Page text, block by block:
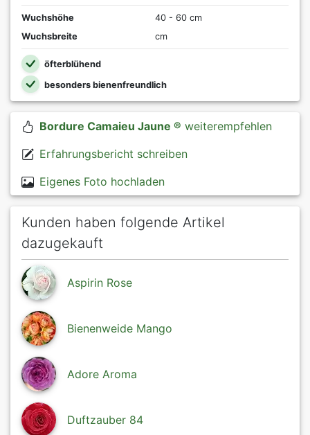
Wuchshöhe
40 - 60 cm
Wuchsbreite
cm
öfterblühend
besonders bienenfreundlich
Bordure Camaieu Jaune ® weiterempfehlen
Erfahrungsbericht schreiben
Eigenes Foto hochladen
Kunden haben folgende Artikel
dazugekauft
Aspirin Rose
Bienenweide Mango
Adore Aroma
Duftzauber 84